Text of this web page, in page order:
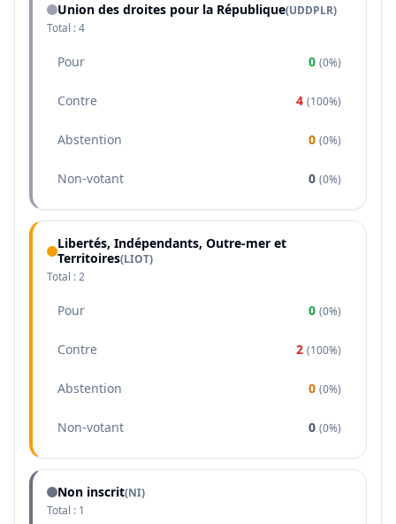
Union des droites pour la République(UDDPLR)
Total :4
Pour 0 (0%)
Contre 4 (100%)
Abstention 0 (0%)
Non-votant 0 (0%)
Libertés, Indépendants, Outre-mer et
Territoires(LIOT)
Total :2
Pour 0 (0%)
Contre 2 (100%)
Abstention 0 (0%)
Non-votant 0 (0%)
Non inscrit(NI)
Total : 1